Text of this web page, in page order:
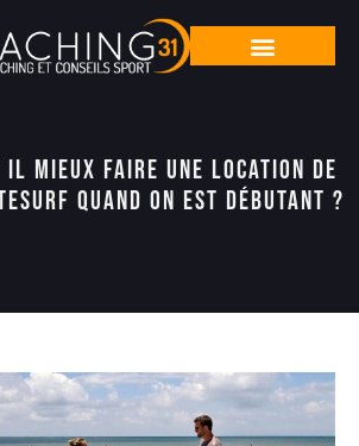
il mieux faire une location de
quand on est débutant ?